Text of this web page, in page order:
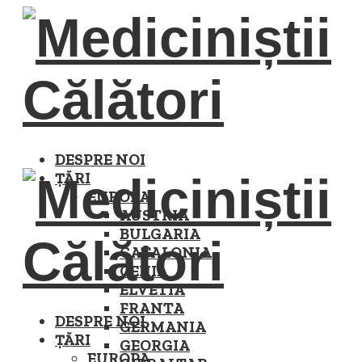
DESPRE NOI
ȚĂRI
EUROPA
AUSTRIA
BULGARIA
CATALONIA
CEHIA
ELVETIA
FRANTA
GERMANIA
GEORGIA
DESPRE NOI
ȚĂRI